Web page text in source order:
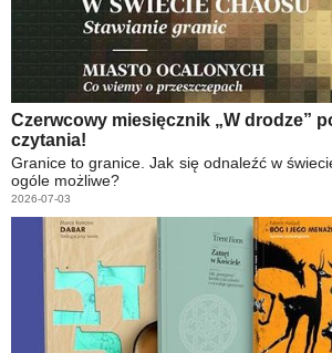
Czerwcowy miesięcznik „W drodze”
czytania!
Granice to granice. Jak się odnaleźć w
ogóle możliwe?
2026-07-03